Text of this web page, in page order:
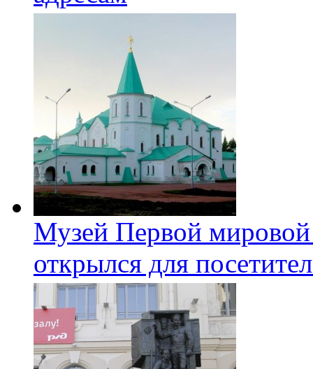
Музей Первой
открылся для